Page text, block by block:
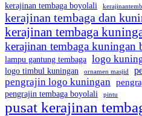
kerajinan tembaga boyolali
kerajinan tembaga dan
kerajinan tembaga
kerajinan tembaga kuningan
lampu gantung tembaga logo
logo timbul kuningan ornamen masjid
pengrajin logo kuningan
pengrajin tembaga boyolali
pintu
pusat kerajinan